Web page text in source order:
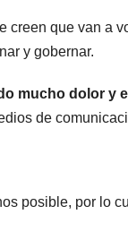
creen que van a
y gobernar.
mucho dolor y
de
posible, por lo
su